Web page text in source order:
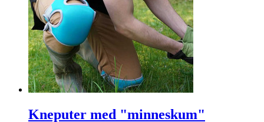
Kneputer med "minneskum"